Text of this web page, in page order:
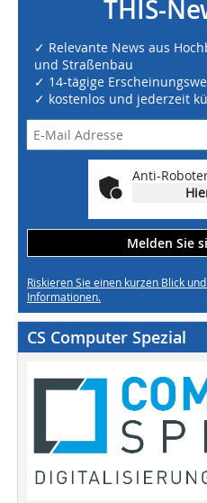
THIS-
✓ Relevante News aus
und Straßenbau
✓ 14-tägige
✓ kostenlos und jederzeit
Anti-
Melden Sie
Riskieren Sie einen kurzen Blick
Informationen.
CS Computer Spezial